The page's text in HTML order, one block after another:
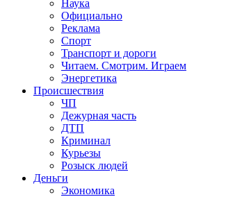
Наука
Официально
Реклама
Спорт
Транспорт и дороги
Читаем. Смотрим. Играем
Энергетика
Происшествия
ЧП
Дежурная часть
ДТП
Криминал
Курьезы
Розыск людей
Деньги
Экономика